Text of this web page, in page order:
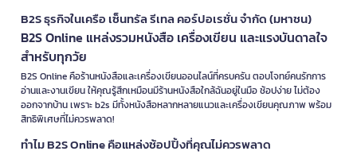
B2S ธุรกิจในเครือ เซ็นทรัล รีเทล คอร์ปอเรชั่น จำกัด (มหาชน)
B2S Online แหล่งรวมหนังสือ เครื่องเขียน และแรงบันดาลใจ
สำหรับทุกวัย
B2S Online คือร้านหนังสือและเครื่องเขียนออนไลน์ที่ครบครัน ตอบโจทย์คนรักการ
อ่านและงานเขียน ให้คุณรู้สึกเหมือนมีร้านหนังสือใกล้ฉันอยู่ในมือ ช้อปง่าย ไม่ต้อง
ออกจากบ้าน เพราะ b2s มีทั้งหนังสือหลากหลายแนวและเครื่องเขียนคุณภาพ พร้อม
สิทธิพิเศษที่ไม่ควรพลาด!
ทำไม B2S Online คือแหล่งช้อปปิ้งที่คุณไม่ควรพลาด